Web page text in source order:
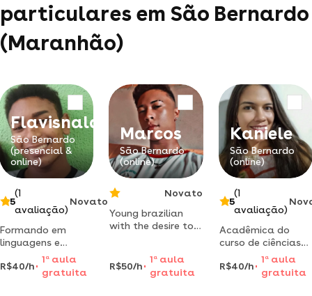
particulares em São Bernardo
(Maranhão)
Flavisnaldo
São Bernardo
(presencial &
online)
5
(1
avaliação)
Novato
Formando em
linguagens e
códigos língua
portuguêsa, pela
universidade
R$40/h
1 aaula
gratuita
Marcos
São Bernardo
(online)
Novato
Young brazilian
with the desire to
friends!
R$50/h
1 a aula
gratuita
Kaniele
São Bernardo
(online)
5
(1
avaliação)
Acadêmica do
curso de ciências
humanas/
com habilitação
em geografia,
R$40/h
1 aaula
gratuita